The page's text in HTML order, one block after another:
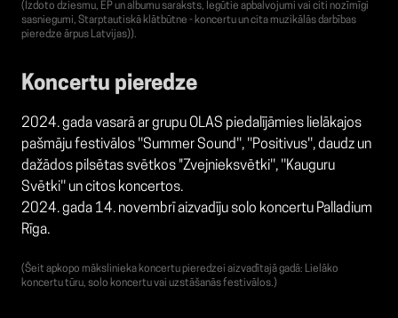
(Izdoto dziesmu, EP un albumu saraksts, Iegūtie apbalvojumi vai citi nozīmīgi
sasniegumi, Starptautiskā klātbūtne - koncertu un cita muzikālās darbības
pieredze ārpus Latvijas)).
Koncertu pieredze
2024. gada vasarā ar grupu OLAS piedalījāmies lielākajos
pašmāju festivālos ''Summer Sound'', ''Positivus'', daudz un
dažādos pilsētas svētkos "Zvejnieksvētki'', ''Kauguru
Svētki'' un citos koncertos.
2024. gada 14. novembrī aizvadīju solo koncertu Palladium
Rīga.
(Šeit apkopo mākslinieka koncertu pieredzei aizvadītajā gadā: Lielāko
koncertu tūru, solo koncertu vai uzstāšanās festivālos.)